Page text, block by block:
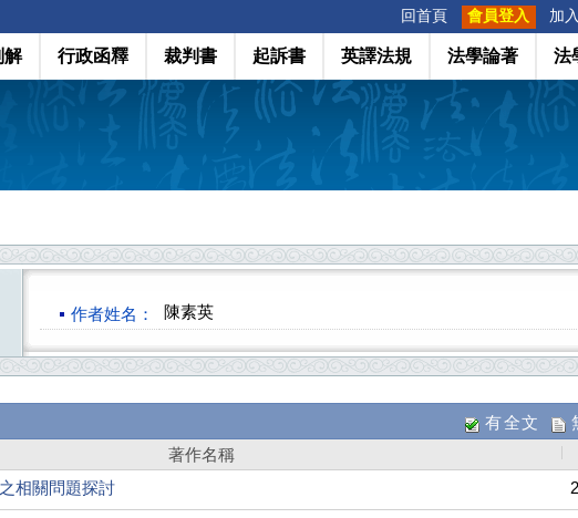
回首頁 會員登入 加
解 行政函釋 裁判書 起訴書 英譯法規 法學論著 法
作者姓名： 陳素英
有全文
著作名稱
相關問題探討